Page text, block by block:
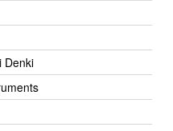
Denki